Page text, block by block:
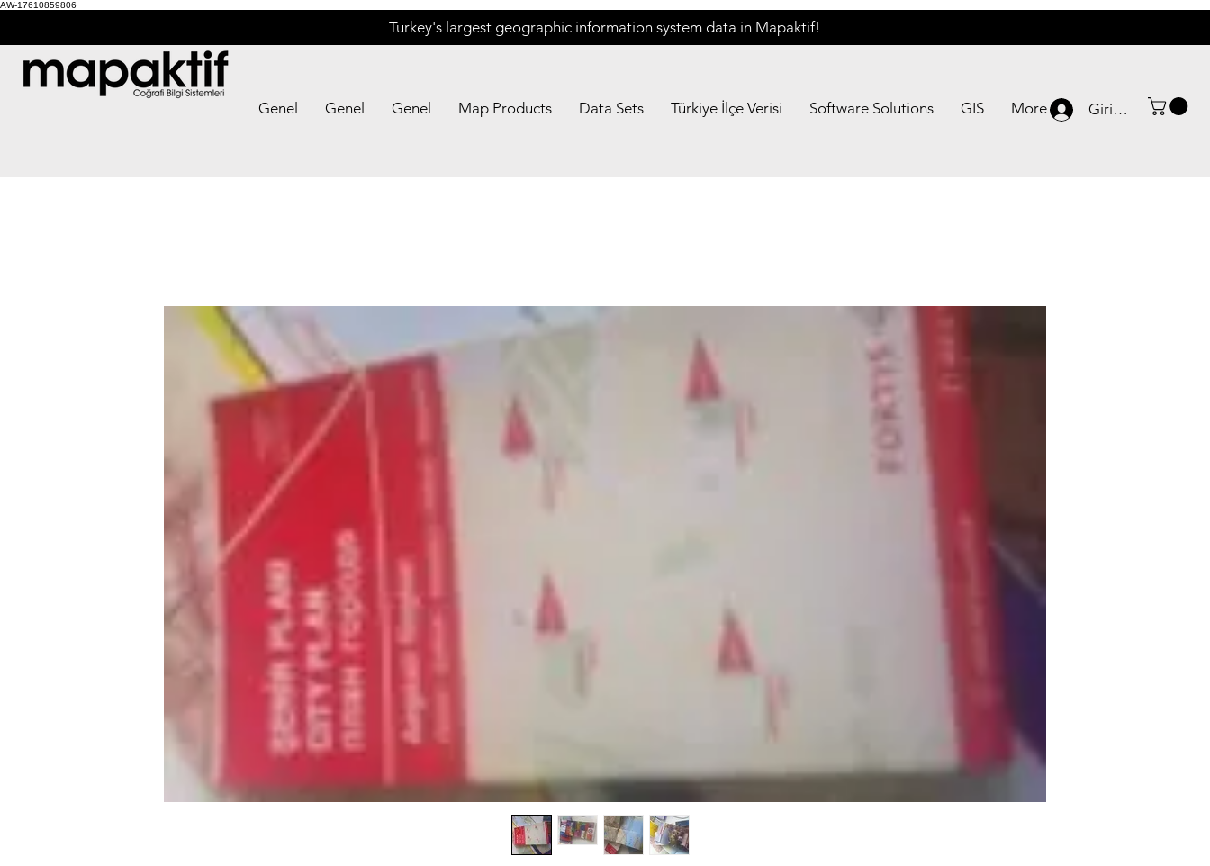
AW-17610859806
Turkey's largest geographic information system data in Mapaktif!
Giriş yap
Genel Genel Genel Map Products Data Sets Türkiye İlçe Verisi Software Solutions GIS More